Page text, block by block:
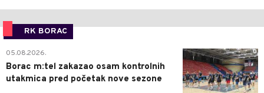
RK BORAC
0
05.08.2026.
Borac m:tel zakazao osam kontrolnih
utakmica pred početak nove sezone